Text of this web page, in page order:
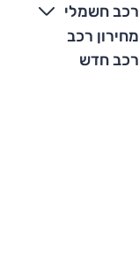
רכב חשמלי
מחירון רכב
רכב חדש